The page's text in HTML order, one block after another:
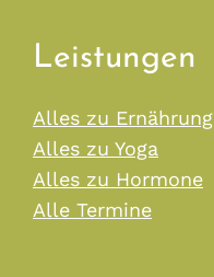
Leistungen
Alles zu Ernährung
Alles zu Yoga
Alles zu Hormone
Alle Termine